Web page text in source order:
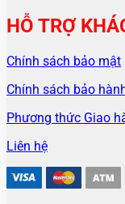
HỖ TRỢ
Chính sách bảo mật
Chính sách bảo
Phương thức Giao
Liên hệ